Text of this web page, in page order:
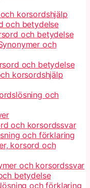
korsordshjälp
och betydelse
och betydelse
och
och betydelse
korsordshjälp
och
och korsordssvar
och förklaring
korsord och
och korsordssvar
betydelse
och förklaring